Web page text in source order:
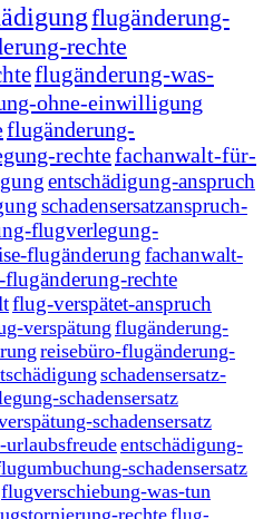
flugänderung-
rechte
flugänderung-was-
ohne-einwilligung
flugänderung-
rechtefachanwalt-für-
entschädigung-anspruch
schadensersatzanspruch-
flugverlegung-
flugänderungfachanwalt-
flugänderung-rechte
flug-verspätet-anspruch
verspätung flugänderung-
reisebüro-flugänderung-
schadensersatz-
schadensersatz
schadensersatz
urlaubsfreudeentschädigung-
schadensersatz
flugverschiebung-was-tun
rechte